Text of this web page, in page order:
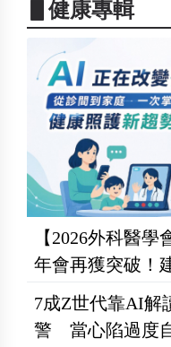
▋健康專輯
【2026外科醫
年會再獲突破！
7成Z世代靠AI解
警 當心陷過度